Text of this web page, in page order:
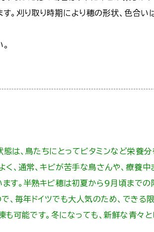
。刈り取り時期により穂の形状、色合い
は、鳥たちにとってビタミンなど栄養
く、通常、キビが苦手な鳥さんや、療養
す。半熟キビ穂は初夏から9月頃まで
毎年ドイツでも大人気のため、できる
も可能です。冬になっても、新鮮な青々